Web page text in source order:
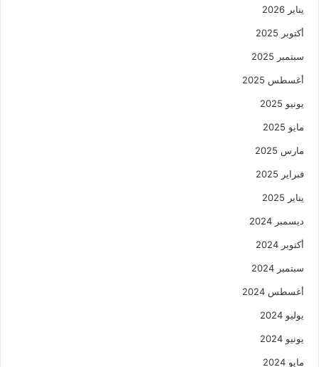
يناير 2026
أكتوبر 2025
سبتمبر 2025
أغسطس 2025
يونيو 2025
مايو 2025
مارس 2025
فبراير 2025
يناير 2025
ديسمبر 2024
أكتوبر 2024
سبتمبر 2024
أغسطس 2024
يوليو 2024
يونيو 2024
مايو 2024